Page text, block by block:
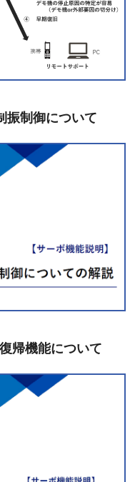
振制御について
帰機能について